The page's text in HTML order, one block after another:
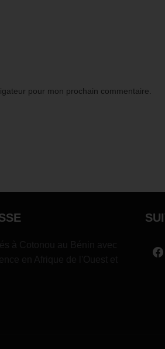
pour mon prochain commentaire.